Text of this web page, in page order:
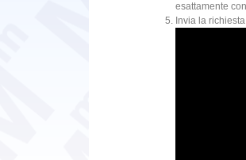
esattamente
Invia la